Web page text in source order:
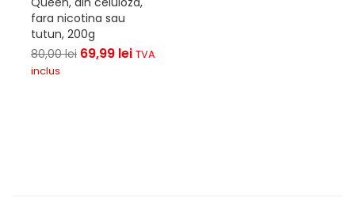
fara nicotina sau
tutun, 200g
80,00lei 69,99 lei TVA
inclus